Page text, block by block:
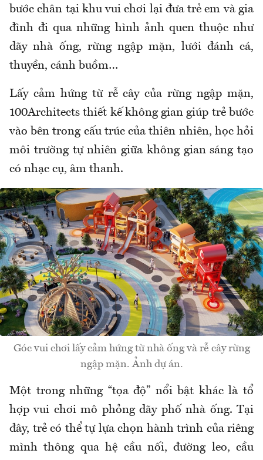
bước chân tại khu vui chơi lại đưa trẻ em và gia
đình đi qua những hình ảnh quen thuộc như
dãy nhà ống, rừng ngập mặn, lưới đánh cá,
thuyền, cánh buồm…
Lấy cảm hứng từ rễ cây của rừng ngập mặn,
100Architects thiết kế không gian giúp trẻ bước
vào bên trong cấu trúc của thiên nhiên, học hỏi
môi trường tự nhiên giữa không gian sáng tạo
có nhạc cụ, âm thanh.
Góc vui chơi lấy cảm hứng từ nhà ống và rễ cây rừng
ngập mặn. Ảnh dự án.
Một trong những “tọa độ” nổi bật khác là tổ
hợp vui chơi mô phỏng dãy phố nhà ống. Tại
đây, trẻ có thể tự lựa chọn hành trình của riêng
mình thông qua hệ cầu nối, đường leo, cầu